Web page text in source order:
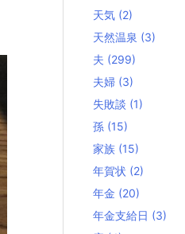
天気 (2)
天然温泉 (3)
夫 (299)
夫婦 (3)
失敗談 (1)
孫 (15)
家族 (15)
年賀状 (2)
年金 (20)
年金支給日 (3)